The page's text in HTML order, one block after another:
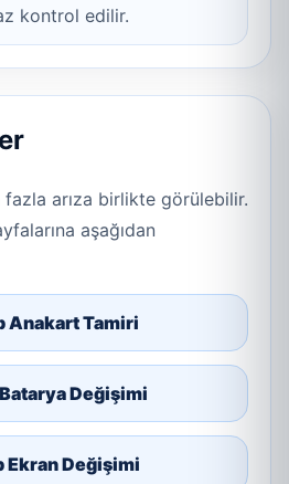
kontrol edilir.
fazla arıza birlikte görülebilir.
aşağıdan
Anakart Tamiri
Değişimi
Ekran Değişimi